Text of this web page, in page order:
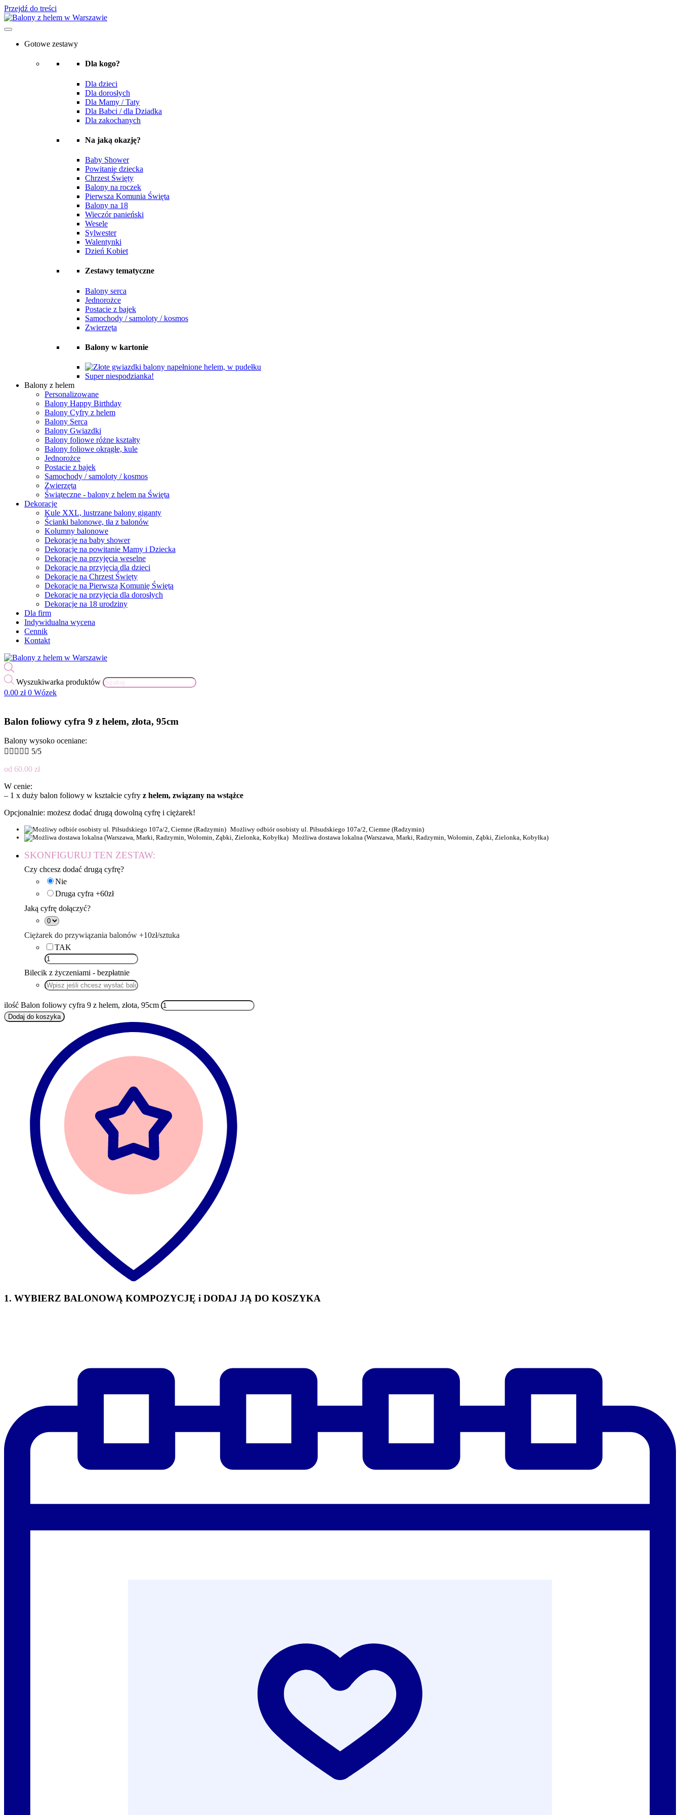
Przejdź do treści
Gotowe zestawy
Dla kogo?
Dla dzieci
Dla dorosłych
Dla Mamy / Taty
Dla Babci / dla Dziadka
Dla zakochanych
Na jaką okazję?
Baby Shower
Powitanie dziecka
Chrzest Święty
Balony na roczek
Pierwsza Komunia Święta
Balony na 18
Wieczór panieński
Wesele
Sylwester
Walentynki
Dzień Kobiet
Zestawy tematyczne
Balony serca
Jednorożce
Postacie z bajek
Samochody / samoloty / kosmos
Zwierzęta
Balony w kartonie
Super niespodzianka!
Balony z helem
Personalizowane
Balony Happy Birthday
Balony Cyfry z helem
Balony Serca
Balony Gwiazdki
Balony foliowe różne kształty
Balony foliowe okrągłe, kule
Jednorożce
Postacie z bajek
Samochody / samoloty / kosmos
Zwierzęta
Świąteczne - balony z helem na Święta
Dekoracje
Kule XXL, lustrzane balony giganty
Ścianki balonowe, tła z balonów
Kolumny balonowe
Dekoracje na baby shower
Dekoracje na powitanie Mamy i Dziecka
Dekoracje na przyjęcia weselne
Dekoracje na przyjęcia dla dzieci
Dekoracje na Chrzest Święty
Dekoracje na Pierwszą Komunię Świętą
Dekoracje na przyjęcia dla dorosłych
Dekoracje na 18 urodziny
Dla firm
Indywidualna wycena
Cennik
Kontakt
Wyszukiwarka produktów
0.00 zł 0 Wózek
Balon foliowy cyfra 9 z helem, złota, 95cm
Balony wysoko oceniane:
     5/5
od 60.00 zł
W cenie:
– 1 x duży balon foliowy w kształcie cyfry z helem, związany na wstążce
Opcjonalnie: możesz dodać drugą dowolną cyfrę i ciężarek!
Możliwy odbiór osobisty ul. Piłsudskiego 107a/2, Ciemne (Radzymin)
Możliwa dostawa lokalna (Warszawa, Marki, Radzymin, Wołomin, Ząbki, Zielonka, Kobyłka)
SKONFIGURUJ TEN ZESTAW:
Czy chcesz dodać drugą cyfrę?
Nie
Druga cyfra +60zł
Jaką cyfrę dołączyć?
Ciężarek do przywiązania balonów +10zł/sztuka
TAK
Bilecik z życzeniami - bezpłatnie
ilość Balon foliowy cyfra 9 z helem, złota, 95cm
Dodaj do koszyka
1. WYBIERZ BALONOWĄ KOMPOZYCJĘ i DODAJ JĄ DO KOSZYKA